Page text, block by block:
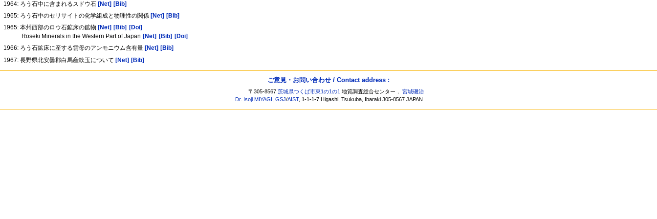
1964: ろう石中に含まれるスドウ石 [Net] [Bib]
1965: ろう石中のセリサイトの化学組成と物理性の関係 [Net] [Bib]
1965: 本州西部のロウ石鉱床の鉱物 [Net] [Bib]
[Doi]
Roseki Minerals in the Western Part of Japan [Net] [Bib]
[Doi]
1966: ろう石鉱床に産する雲母のアンモニウム含有量 [Net] [Bib]
1967: 長野県北安曇郡白馬産軟玉について[Net] [Bib]
ご意見・お問い合わせ / Contact address :
〒305-8567茨城県つくば市東1の1の1 地質調査総合センター，宮城磯治
Dr. Isoji MIYAGI ,GSJ/AIST, 1-1-1-7 Higashi, Tsukuba, Ibaraki 305-8567 JAPAN